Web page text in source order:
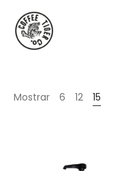
Mostrar 6 12 15